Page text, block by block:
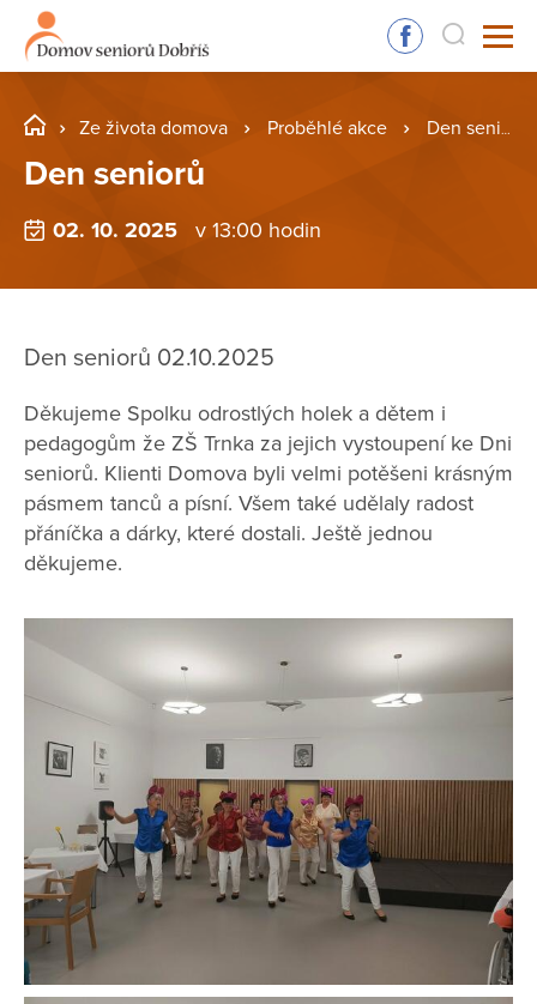
Ze života domova Proběhlé akce Den seniorů
Den seniorů
02. 10. 2025 v 13:00 hodin
Den seniorů 02.10.2025
Děkujeme Spolku odrostlých holek a dětem i
pedagogům že ZŠ Trnka za jejich vystoupení ke Dni
seniorů. Klienti Domova byli velmi potěšeni krásným
pásmem tanců a písní. Všem také udělaly radost
přáníčka a dárky, které dostali. Ještě jednou
děkujeme.